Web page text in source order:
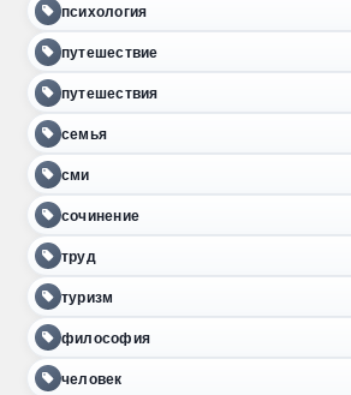
психология
путешествие
путешествия
семья
сми
сочинение
труд
туризм
философия
человек